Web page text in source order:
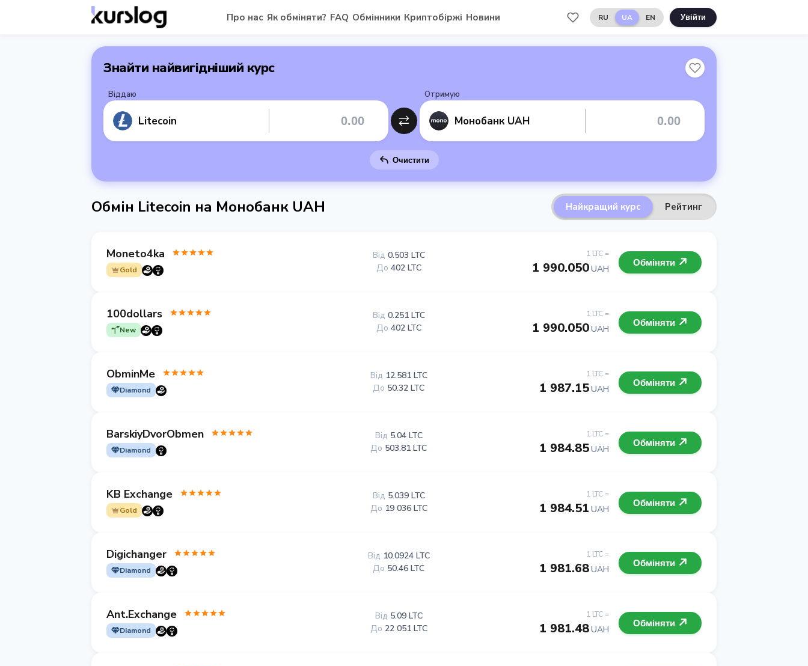
Про нас Як обміняти? FAQ Обмінники Криптобіржі Новини RU UA EN Увійти
Знайти найвигідніший курс
Віддаю
Litecoin
Отримую
Монобанк UAH
Очистити
Обмін Litecoin на Монобанк UAH Найкращий курс Рейтинг
Moneto4ka
Gold
1 LTC =
1 990.050UAH
Від 0.503 LTC
До 402 LTC Обміняти
100dollars
New
1 LTC =
1 990.050UAH
Від 0.251 LTC
До 402 LTC Обміняти
ObminMe
Diamond
1 LTC =
1 987.15UAH
Від 12.581 LTC
До 50.32 LTC Обміняти
BarskiyDvorObmen
Diamond
1 LTC =
1 984.85UAH
Від 5.04 LTC
До 503.81 LTC Обміняти
KB Exchange
Gold
1 LTC =
1 984.51 UAH
Від 5.039 LTC
До 19 036 LTC Обміняти
Digichanger
Diamond
1 LTC =
1 981.68UAH
Від 10.0924 LTC
До 50.46 LTC Обміняти
Ant.Exchange
Diamond
1 LTC =
1 981.48UAH
Від 5.09 LTC
До 22 051 LTC Обміняти